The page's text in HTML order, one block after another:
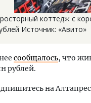
коттедж с
Источник: «Авито»
сообщалось, что
рублей.
на